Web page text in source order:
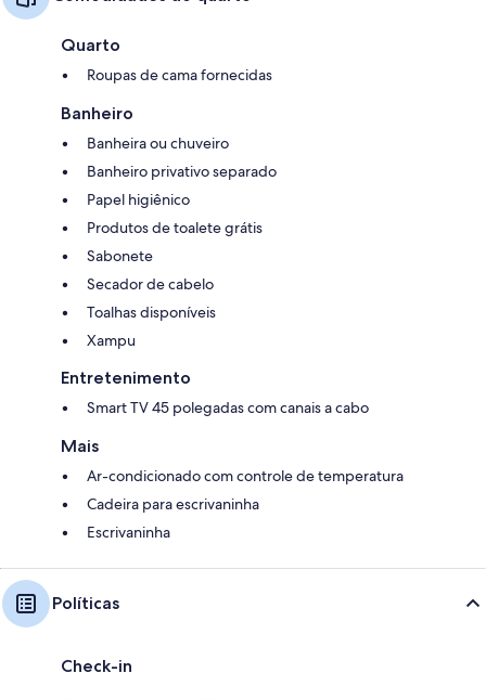
Quarto
Roupas de cama fornecidas
Banheiro
Banheira ou chuveiro
Banheiro privativo separado
Papel higiênico
Produtos de toalete grátis
Sabonete
Secador de cabelo
Toalhas disponíveis
Xampu
Entretenimento
Smart TV 45 polegadas com canais a cabo
Mais
Ar-condicionado com controle de temperatura
Cadeira para escrivaninha
Escrivaninha
Políticas
Check-in